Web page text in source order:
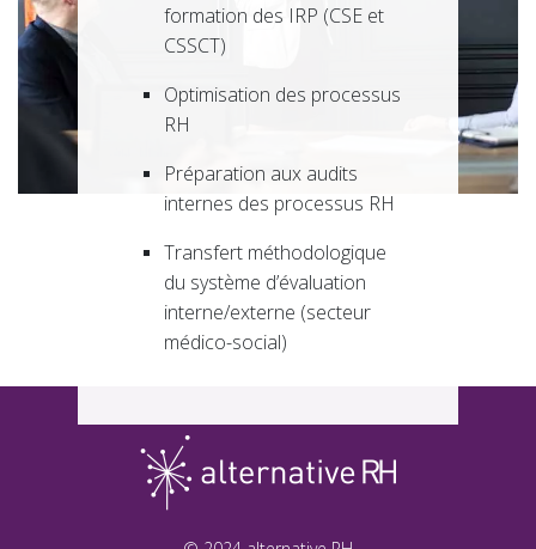
formation des IRP (CSE et
CSSCT)
Optimisation des processus
RH
Préparation aux audits
internes des processus RH
Transfert méthodologique
du système d’évaluation
interne/externe (secteur
médico-social)